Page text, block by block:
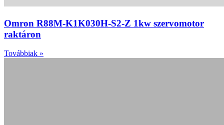
Omron R88M-K1K030H-S2-Z 1kw szervomotor
raktáron
Továbbiak »